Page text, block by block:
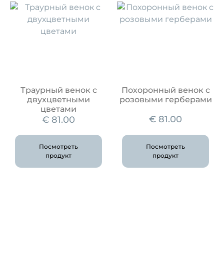
Траурный венок с
двухцветными
цветами
€ 81.00
Посмотреть
продукт
Похоронный венок с
розовыми герберами
€ 81.00
Посмотреть
продукт